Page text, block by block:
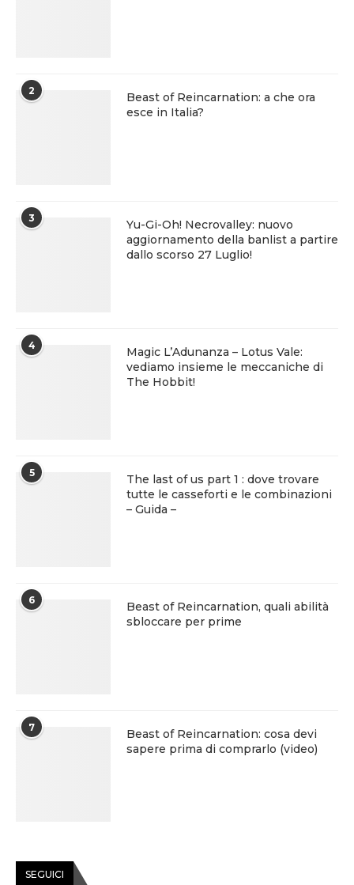
2
Beast of Reincarnation: a che ora
esce in Italia?
3
Yu-Gi-Oh! Necrovalley: nuovo
aggiornamento della banlist a partire
dallo scorso 27 Luglio!
4
Magic L’Adunanza – Lotus Vale:
vediamo insieme le meccaniche di
The Hobbit!
5
The last of us part 1 : dove trovare
tutte le casseforti e le combinazioni
– Guida –
6
Beast of Reincarnation, quali abilità
sbloccare per prime
7
Beast of Reincarnation: cosa devi
sapere prima di comprarlo (video)
SEGUICI